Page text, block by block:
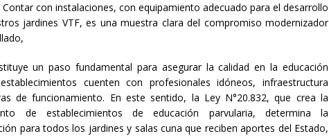
con instalaciones, con equipamiento adecuado para el desarrollo
jardines VTF, es una muestra clara del compromiso modernizador
un paso fundamental para asegurar la calidad en la educación
cuenten con profesionales idóneos, infraestructura
de funcionamiento. En este sentido, la Ley N°20.832, que crea la
de establecimientos de educación parvularia, determina la
para todos los jardines y salas cuna que reciben aportes del Estado,